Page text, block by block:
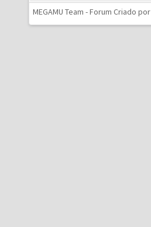
MEGAMU Team - Forum Criado por